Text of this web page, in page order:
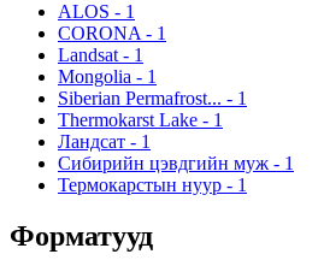
ALOS - 1
CORONA - 1
Landsat - 1
Mongolia - 1
Siberian Permafrost... - 1
Thermokarst Lake - 1
Ландсат - 1
Сибирийн цэвдгийн муж - 1
Термокарстын нуур - 1
Форматууд